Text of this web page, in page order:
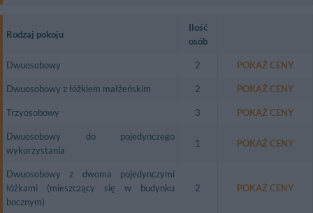
Rodzaj pokoju
Ilość
osób
Dwuosobowy 2 POKAŻ CENY
Dwuosobowy z łóżkiem małżeńskim 2 POKAŻ CENY
Trzyosobowy 3 POKAŻ CENY
Dwuosobowy do pojedynczego
wykorzystania
1 POKAŻ CENY
Dwuosobowy z dwoma pojedynczymi
łóżkami (mieszczący się w budynku
bocznym)
2 POKAŻ CENY